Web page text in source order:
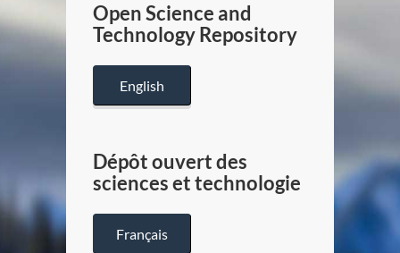
Canada
Open Science and
Technology Repository
English
Dépôt ouvert des
sciences et technologie
Français